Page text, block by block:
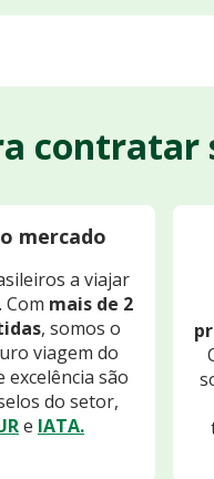
contratar
mercado
a viajar
Com mais de 2
, somos o
viagem do
excelência são
do setor,
e IATA.